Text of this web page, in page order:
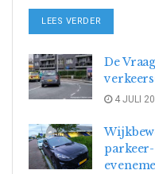
LEES VERDER
De
4 JULI